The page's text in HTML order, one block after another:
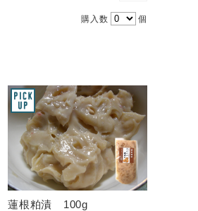
購入数 個
蓮根粕漬 100g